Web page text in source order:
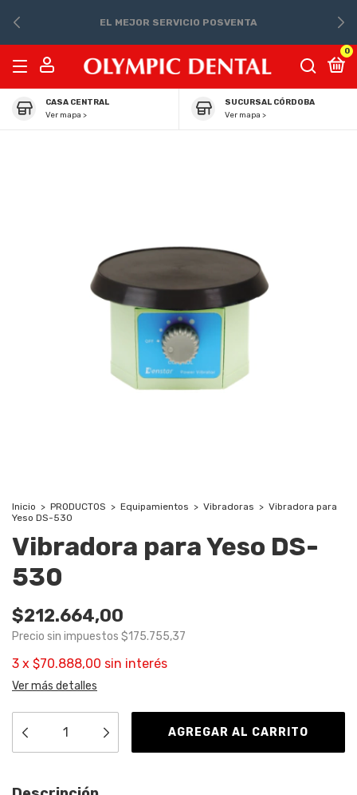
EL MEJOR SERVICIO POSVENTA
0
CASA CENTRAL
Ver mapa >
SUCURSAL CÓRDOBA
Ver mapa >
Inicio > PRODUCTOS > Equipamientos > Vibradoras > Vibradora para
Yeso DS-530
Vibradora para Yeso DS-
530
$212.664,00
Precio sin impuestos $175.755,37
3 x $70.888,00 sin interés
Ver más detalles